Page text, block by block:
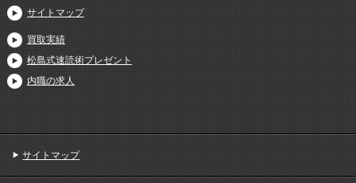
サイトマップ
買取実績
松島式速読術プレゼント
内職の求人
サイトマップ